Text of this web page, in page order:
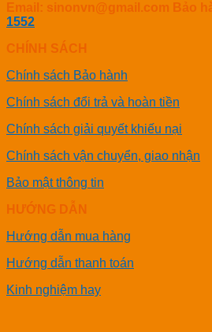
Email: sinonvn@gmail.com Bảo
1552
CHÍNH SÁCH
Chính sách Bảo hành
Chính sách đổi trả và hoàn tiền
Chính sách giải quyết khiếu nại
Chính sách vận chuyển, giao nhận
Bảo mật thông tin
HƯỚNG DẪN
Hướng dẫn mua hàng
Hướng dẫn thanh toán
Kinh nghiệm hay